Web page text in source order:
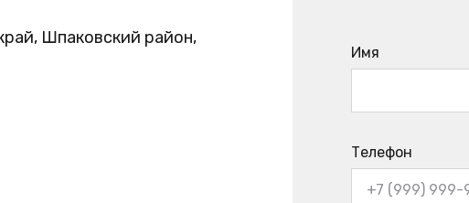
Шпаковский район,
Имя
Телефон